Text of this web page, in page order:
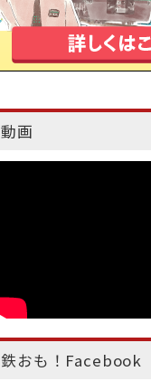
動画
鉄おも！Facebook